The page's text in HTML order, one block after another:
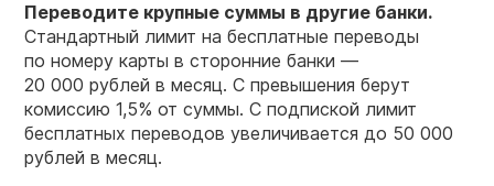
Переводите крупные суммы в другие банки.
Стандартный лимит на бесплатные переводы
по номеру карты в сторонние банки —
20 000 рублей в месяц. С превышения берут
комиссию 1,5% от суммы. С подпиской лимит
бесплатных переводов увеличивается до 50 000
рублей в месяц.